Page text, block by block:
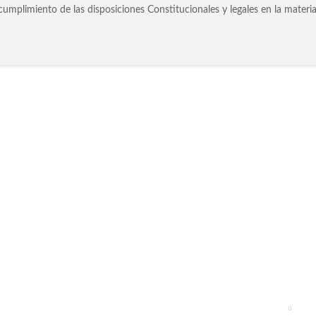
de las disposiciones Constitucionales y legales en la